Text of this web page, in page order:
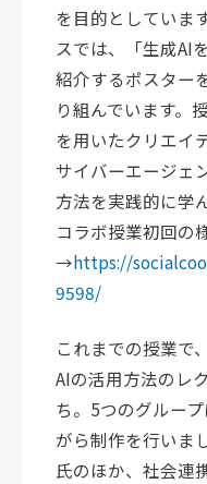
を目的としていま
スでは、「生成AI
紹介するポスター
り組んでいます。
を用いたクリエイ
サイバーエージェ
方法を実践的に学
コラボ授業初回の
→https://
9598/
これまでの授業で
AIの活用方法のレ
ち。5つのグルー
がら制作を行いま
氏のほか、社会連